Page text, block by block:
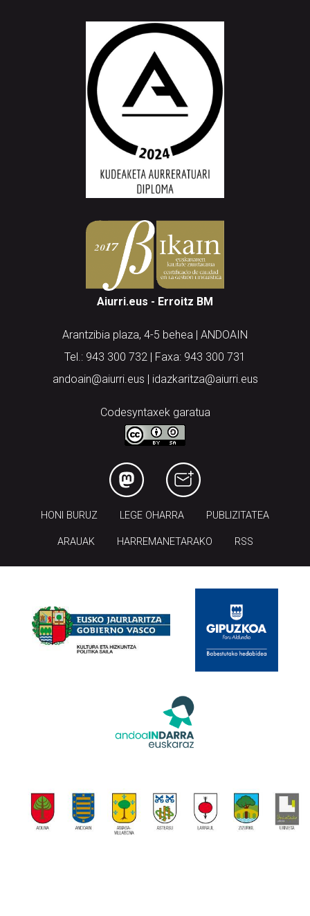
Aiurri.eus - Erroitz BM
Arantzibia plaza, 4-5 behea | ANDOAIN
Tel.: 943 300 732 | Faxa: 943 300 731
andoain@aiurri.eus | idazkaritza@aiurri.eus
Codesyntaxek garatua
HONI BURUZ LEGE OHARRA PUBLIZITATEA
ARAUAK HARREMANETARAKO RSS